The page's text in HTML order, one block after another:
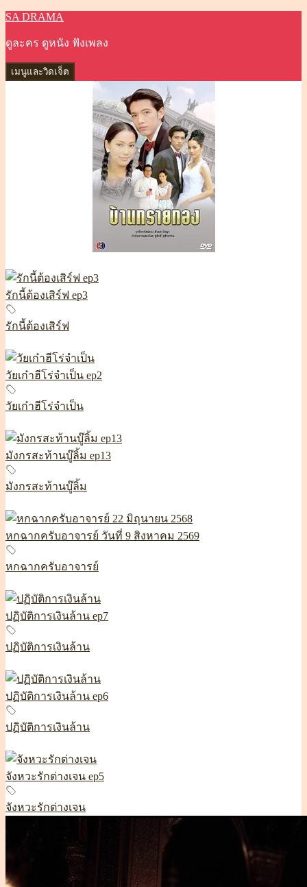
ข้าม
ยัง
เนื้อหา
SA DRAMA
ดูละคร ดูหนัง ฟังเพลง
เมนูและวิดเจ็ต
รักนี้ต้องเสิร์ฟ ep3
รักนี้ต้องเสิร์ฟ
วัยเก๋าฮีโร่จำเป็น ep2
วัยเก๋าฮีโร่จำเป็น
มังกรสะท้านบู๊ลิ้ม ep13
มังกรสะท้านบู๊ลิ้ม
หกฉากครับอาจารย์ วันที่ 9 สิงหาคม 2569
หกฉากครับอาจารย์
ปฏิบัติการเงินล้าน ep7
ปฏิบัติการเงินล้าน
ปฏิบัติการเงินล้าน ep6
ปฏิบัติการเงินล้าน
จังหวะรักต่างเจน ep5
จังหวะรักต่างเจน